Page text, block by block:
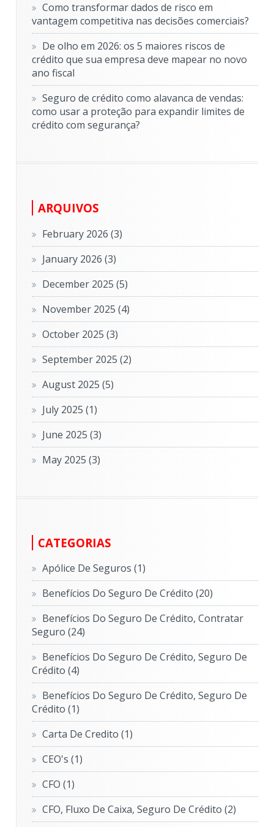
Como transformar dados de risco em
vantagem competitiva nas decisões comerciais?
De olho em 2026: os 5 maiores riscos de
crédito que sua empresa deve mapear no novo
ano fiscal
Seguro de crédito como alavanca de vendas:
como usar a proteção para expandir limites de
crédito com segurança?
ARQUIVOS
February 2026(3)
January 2026(3)
December 2025(5)
November 2025(4)
October 2025(3)
September 2025(2)
August 2025(5)
July 2025(1)
June 2025(3)
May 2025(3)
CATEGORIAS
Apólice De Seguros(1)
Benefícios Do Seguro De Crédito(20)
Benefícios Do Seguro De Crédito, Contratar
Seguro(24)
Benefícios Do Seguro De Crédito, Seguro De
Crédito(4)
Benefícios Do Seguro De Crédito, Seguro De
Crédito(1)
Carta De Credito(1)
CEO's(1)
CFO(1)
CFO, Fluxo De Caixa, Seguro De Crédito(2)